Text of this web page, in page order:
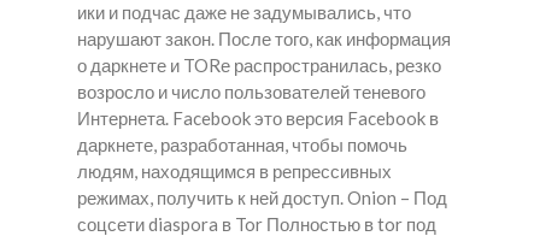
ики и подчас даже не задумывались, что
нарушают закон. После того, как информация
о даркнете и TORе распространилась, резко
возросло и число пользователей теневого
Интернета. Facebook это версия Facebook в
даркнете, разработанная, чтобы помочь
людям, находящимся в репрессивных
режимах, получить к ней доступ. Onion – Под
соцсети diaspora в Tor Полностью в tor под